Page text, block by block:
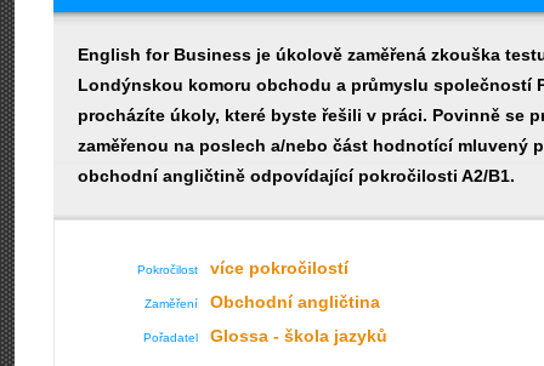
English for Business je úkolově zaměřená zkouška
Londýnskou komoru obchodu a průmyslu společností
procházíte úkoly, které byste řešili v práci. Povinně se
zaměřenou na poslech a/nebo část hodnotící mluvený
obchodní angličtině odpovídající pokročilosti A2/B1.
Pokročilost více pokročilostí
Zaměření Obchodní angličtina
Pořadatel Glossa - škola jazyků